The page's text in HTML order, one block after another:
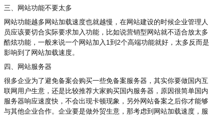
三、网站功能不要太多
网站功能越多网站加载速度也就越慢，在网站建设的时候企业管理人
员应该要切合实际要求加入功能，比如说营销型网站就不适合放太多
酷炫功能，一般来说一个网站加入1到2个高端功能就好，太多反而是
影响到了网站加载速度。
四、网站服务器
很多企业为了避免备案会购买一些免备案服务器，其实你要做国内互
联网用户生意，还是比较推荐大家购买国内服务器，原因很简单国内
服务器响应速度快，不会出现卡顿现象，另外网站备案之后你才能够
与其他企业合作。企业要是做外贸生意，那考虑到网站加载速度，服